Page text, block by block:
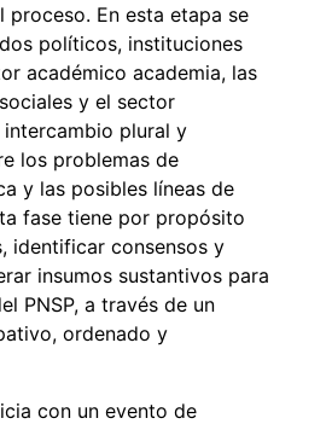
En esta etapa se
políticos, instituciones
académico academia, las
y el sector
plural y
los problemas de
y las posibles líneas de
fase tiene por propósito
identificar consensos y
insumos sustantivos para
PNSP, a través de un
ordenado y
con un evento de